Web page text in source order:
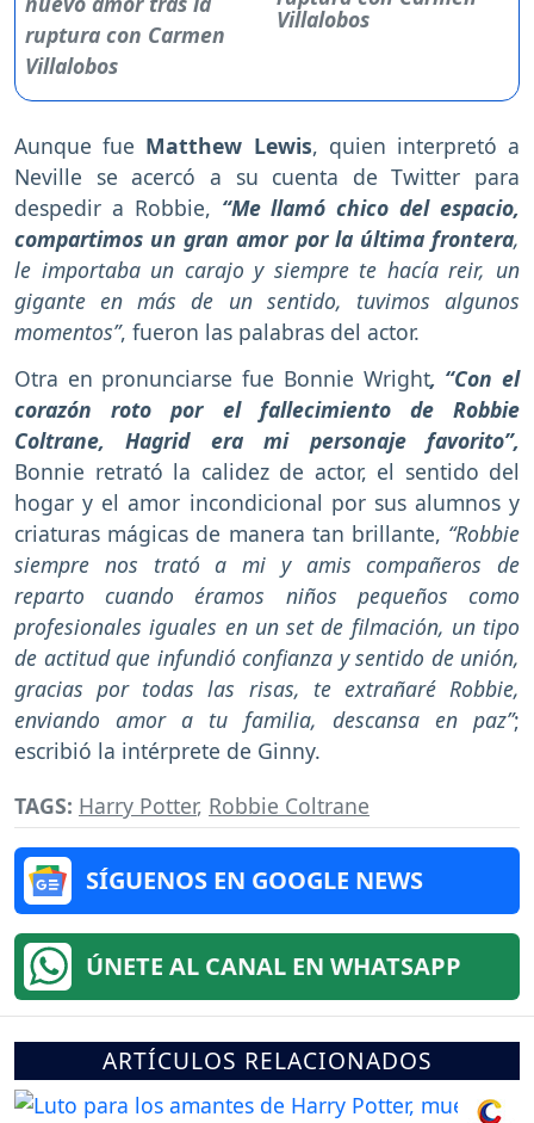
Villalobos
Aunque fue Matthew Lewis, quien interpretó a
Neville se acercó a su cuenta de Twitter para
despedir a Robbie, “Me llamó chico del espacio,
compartimos un gran amor por la última frontera,
le importaba un carajo y siempre te hacía reir, un
gigante en más de un sentido, tuvimos algunos
momentos”, fueron las palabras del actor.
Otra en pronunciarse fue Bonnie Wright, “Con el
corazón roto por el fallecimiento de Robbie
Coltrane, Hagrid era mi personaje favorito”,
Bonnie retrató la calidez de actor, el sentido del
hogar y el amor incondicional por sus alumnos y
criaturas mágicas de manera tan brillante, “Robbie
siempre nos trató a mi y amis compañeros de
reparto cuando éramos niños pequeños como
profesionales iguales en un set de filmación, un tipo
de actitud que infundió confianza y sentido de unión,
gracias por todas las risas, te extrañaré Robbie,
enviando amor a tu familia, descansa en paz”;
escribió la intérprete de Ginny.
TAGS: Harry Potter, Robbie Coltrane
SÍGUENOS EN GOOGLE NEWS
ÚNETE AL CANAL EN WHATSAPP
ARTÍCULOS RELACIONADOS